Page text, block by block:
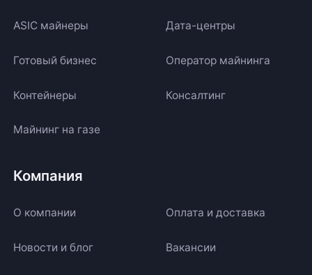
ASIC майнеры
Готовый бизнес
Контейнеры
Майнинг на газе
Дата-центры
Оператор майнинга
Консалтинг
Компания
О компании Оплата и доставка
Новости и блог Вакансии